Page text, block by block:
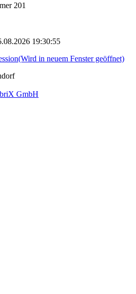
201
19:30:55
(Wird in neuem Fenster geöffnet)
GmbH